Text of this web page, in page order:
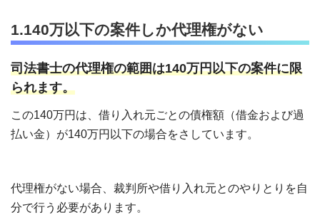
1.140万以下の案件しか代理権がない
司法書士の代理権の範囲は140万円以下の案件に限
られます。
この140万円は、借り入れ元ごとの債権額（借金および過
払い金）が140万円以下の場合をさしています。
代理権がない場合、裁判所や借り入れ元とのやりとりを自
分で行う必要があります。